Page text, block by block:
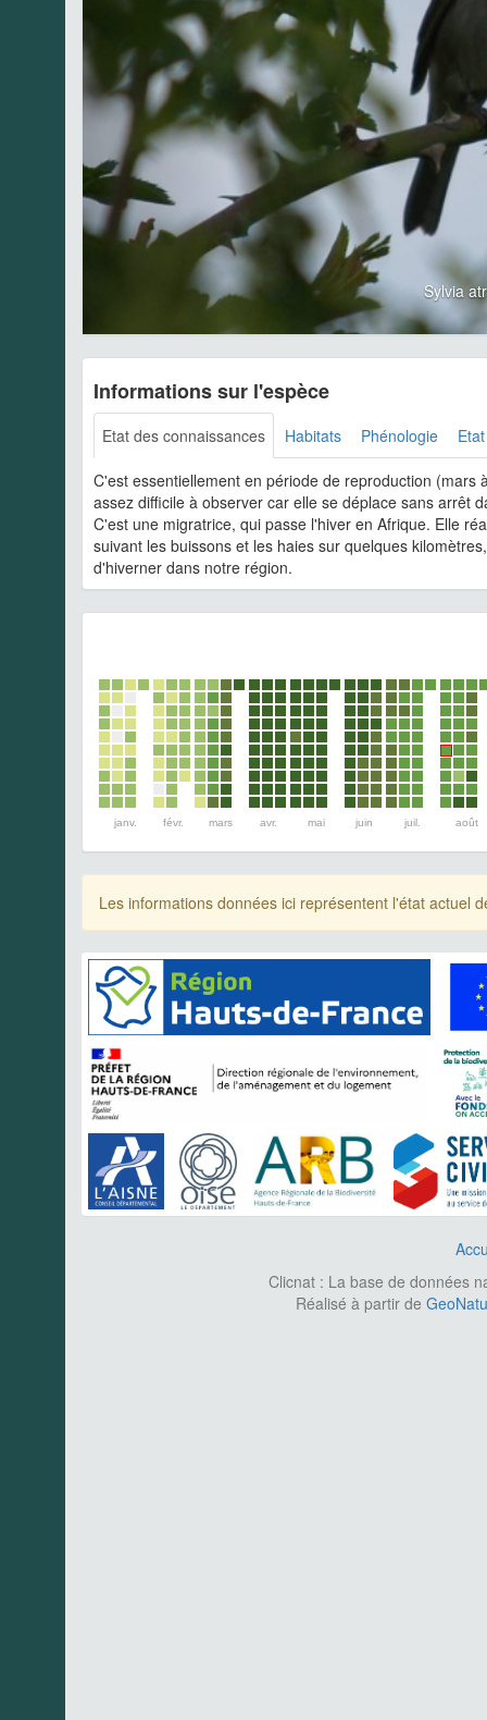
Sylvia
Informations sur l'espèce
Etat des connaissances Habitats Phénologie
C'est essentiellement en période de reproduction
assez difficile à observer car elle se déplace sans arrêt
C'est une migratrice, qui passe l'hiver en Afrique. Elle
suivant les buissons et les haies sur quelques
d'hiverner dans notre région.
janv. févr. mars avr. mai juin juil. août
Les informations données ici représentent l'état actuel
Clicnat : La base de données
Réalisé à partir de